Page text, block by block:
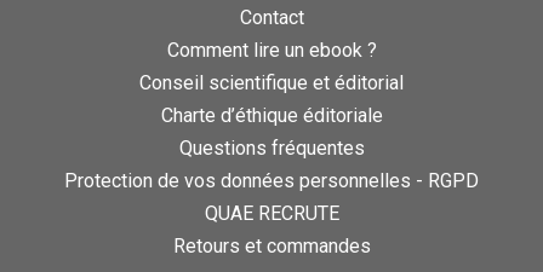
Contact
Comment lire un ebook ?
Conseil scientifique et éditorial
Charte d’éthique éditoriale
Questions fréquentes
Protection de vos données personnelles - RGPD
QUAE RECRUTE
Retours et commandes